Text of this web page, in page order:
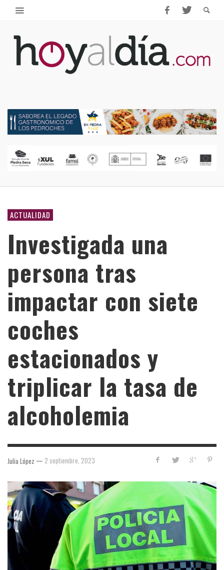
ACTUALIDAD
Investigada una
persona tras
impactar con siete
coches
estacionados y
triplicar la tasa de
alcoholemia
Julia López — 2 septiembre, 2023